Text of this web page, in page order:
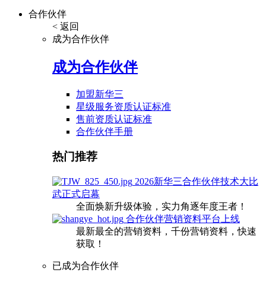
合作伙伴
< 返回
成为合作伙伴
成为合作伙伴
加盟新华三
星级服务资质认证标准
售前资质认证标准
合作伙伴手册
热门推荐
2026新华三合作伙伴技术大比
武正式启幕
全面焕新升级体验，实力角逐年度王者！
合作伙伴营销资料平台上线
最新最全的营销资料，千份营销资料，快速
获取！
已成为合作伙伴